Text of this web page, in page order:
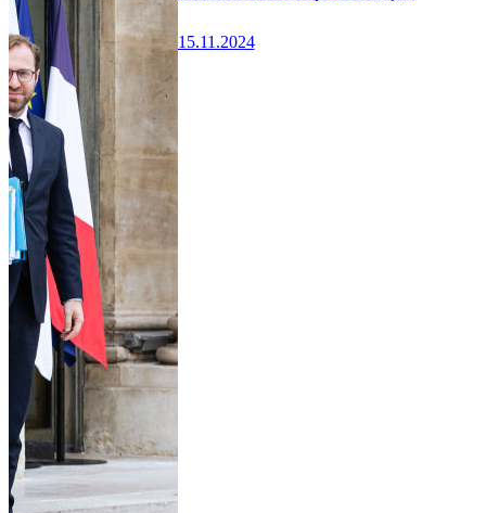
15.11.2024